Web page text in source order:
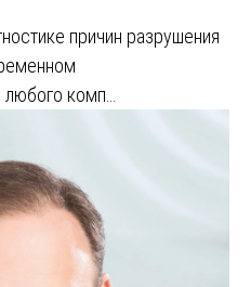
причин разрушения
комп…